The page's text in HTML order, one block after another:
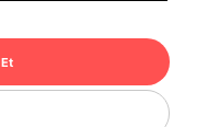
Her hakkı saklıdır.